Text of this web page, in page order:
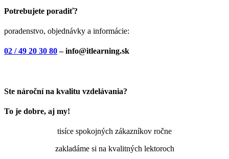
Potrebujete poradiť?
poradenstvo, objednávky a informácie:
02 / 49 20 30 80– info@itlearning.sk
Ste nároční na kvalitu vzdelávania?
To je dobre, aj my!
tisíce spokojných zákazníkov ročne
zakladáme si na kvalitných lektoroch